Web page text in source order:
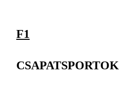
F1
CSAPATSPORTOK